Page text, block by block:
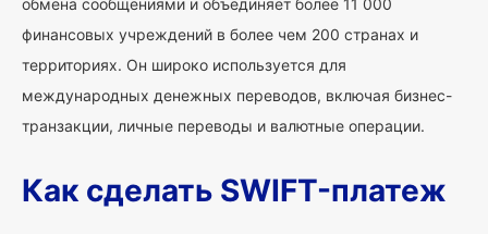
обмена сообщениями и объединяет более 11 000
финансовых учреждений в более чем 200 странах и
территориях. Он широко используется для
международных денежных переводов, включая бизнес-
транзакции, личные переводы и валютные операции.
Как сделать SWIFT-платеж